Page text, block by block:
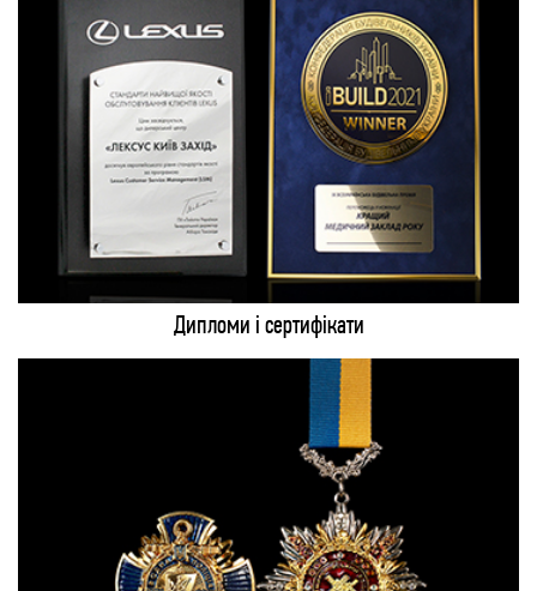
Дипломи і сертифікати